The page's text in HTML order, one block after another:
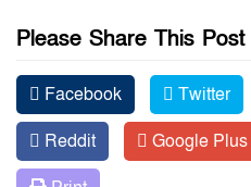
Please Share This
Facebook Twitter
Reddit
Google Plus